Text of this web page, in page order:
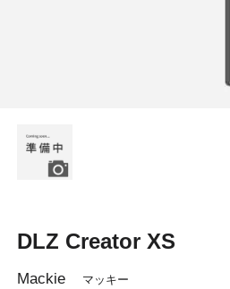
DLZ Creator XS
Mackie マッキー